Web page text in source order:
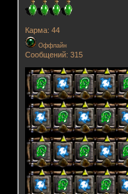
Карма: 44
Оффлайн
Сообщений: 315